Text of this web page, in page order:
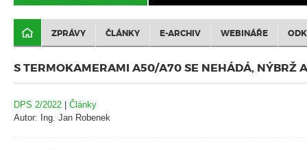
ZPRÁVY ČLÁNKY E-ARCHIV WEBINÁŘE
S TERMOKAMERAMI A50/A70 SE NEHÁDÁ, NÝBRŽ
DPS 2/2022 | Články
Autor: Ing. Jan Robenek